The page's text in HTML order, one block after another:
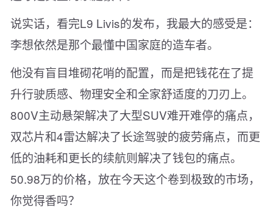
说实话，看完L9 Livis的发布，我最大的感受是：
李想依然是那个最懂中国家庭的造车者。
他没有盲目堆砌花哨的配置，而是把钱花在了提
升行驶质感、物理安全和全家舒适度的刀刃上。
800V主动悬架解决了大型SUV难开难停的痛点，
双芯片和4雷达解决了长途驾驶的疲劳痛点，而更
低的油耗和更长的续航则解决了钱包的痛点。
50.98万的价格，放在今天这个卷到极致的市场，
你觉得香吗？